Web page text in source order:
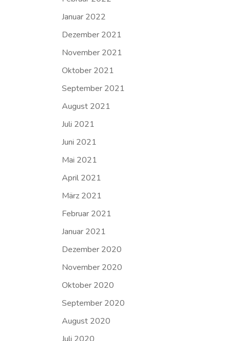
Januar 2022
Dezember 2021
November 2021
Oktober 2021
September 2021
August 2021
Juli 2021
Juni 2021
Mai 2021
April 2021
März 2021
Februar 2021
Januar 2021
Dezember 2020
November 2020
Oktober 2020
September 2020
August 2020